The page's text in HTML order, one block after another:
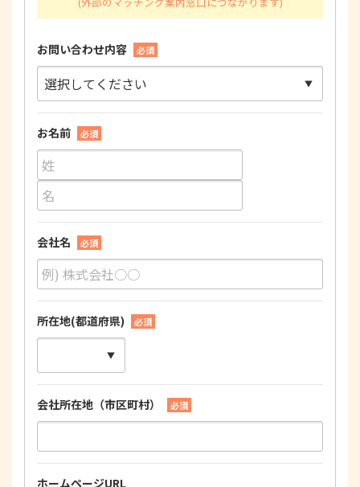
お問い合わせ内容 必須
お名前 必須
会社名 必須
所在地(都道府県) 必須
会社所在地（市区町村） 必須
ホームページURL